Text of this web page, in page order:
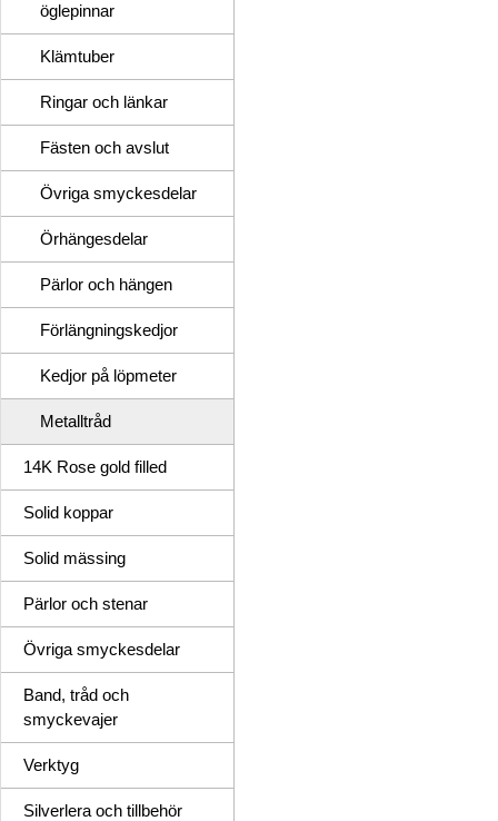
öglepinnar
Klämtuber
Ringar och länkar
Fästen och avslut
Övriga smyckesdelar
Örhängesdelar
Pärlor och hängen
Förlängningskedjor
Kedjor på löpmeter
Metalltråd
14K Rose gold filled
Solid koppar
Solid mässing
Pärlor och stenar
Övriga smyckesdelar
Band, tråd och
smyckevajer
Verktyg
Silverlera och tillbehör